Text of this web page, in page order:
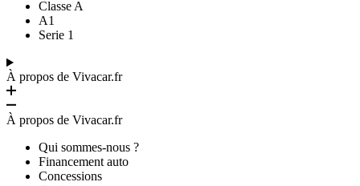
Classe A
A1
Serie 1
À propos de Vivacar.fr
À propos de Vivacar.fr
Qui sommes-nous ?
Financement auto
Concessions